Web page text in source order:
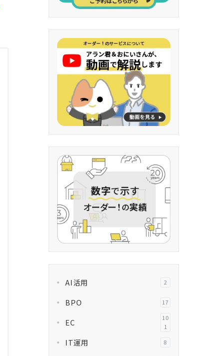
AI活用 2
BPO 17
EC
10
1
IT運用 8